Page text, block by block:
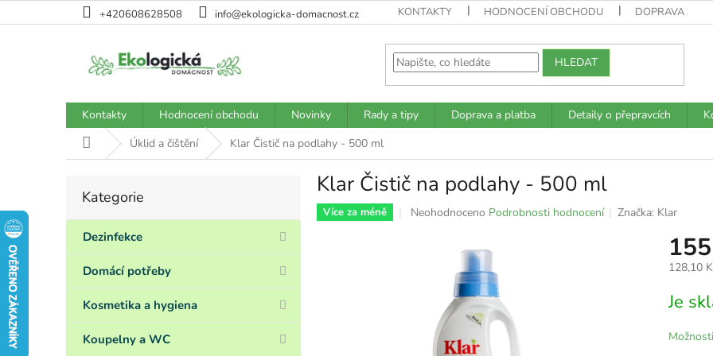
na
+420608628508 info@ekologicka-domacnost.cz KONTAKTY HODNOCENÍ OBCHODU DOPRAVA A
HLEDAT
Kontakty Hodnocení obchodu Novinky Rady a tipy Doprava a platba Detaily o přepravcích
Domů Úklid a čištění Klar Čistič na podlahy - 500 ml
s
r
n
í
Přeskočit
Kategorie
Dezinfekce
Domácí potřeby
Kosmetika a hygiena
Koupelny a WC
Klar Čistič na podlahy - 500 ml
Více za méně
Průměrné
hvězdiček.
Neohodnoceno Podrobnosti hodnocení Značka: Klar
128,10
cena:
Je